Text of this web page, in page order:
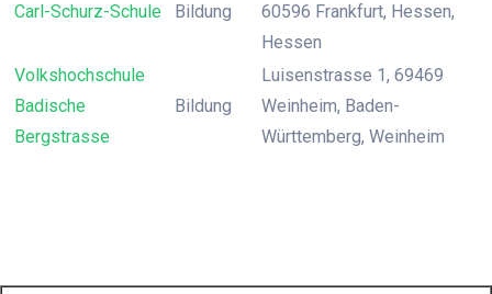
Carl-Schurz-Schule Bildung
60596 Frankfurt, Hessen,
Hessen
Volkshochschule
Badische
Bergstrasse
Bildung
Luisenstrasse 1, 69469
Weinheim, Baden-
Württemberg, Weinheim